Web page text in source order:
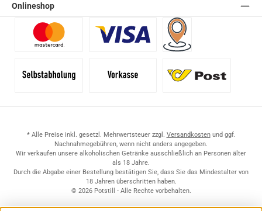
Onlineshop
* Alle Preise inkl. gesetzl. Mehrwertsteuer zzgl. Versandkostenund ggf.
Nachnahmegebühren, wenn nicht anders angegeben.
Wir verkaufen unsere alkoholischen Getränke ausschließlich an Personen älter
als 18 Jahre.
Durch die Abgabe einer Bestellung bestätigen Sie, dass Sie das Mindestalter von
18 Jahren überschritten haben.
© 2026 Potstill - Alle Rechte vorbehalten.